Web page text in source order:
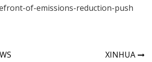
of-emissions-reduction-push
XINHUA